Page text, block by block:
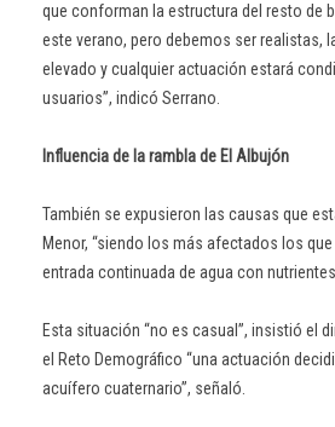
que conforman la estructura del resto de
este verano, pero debemos ser realistas,
elevado y cualquier actuación estará
usuarios”, indicó Serrano.
Influencia de la rambla de El Albujón
También se expusieron las causas que
Menor, “siendo los más afectados los
entrada continuada de agua con
Esta situación “no es casual”, insistió el
el Reto Demográfico “una actuación
acuífero cuaternario”, señaló.